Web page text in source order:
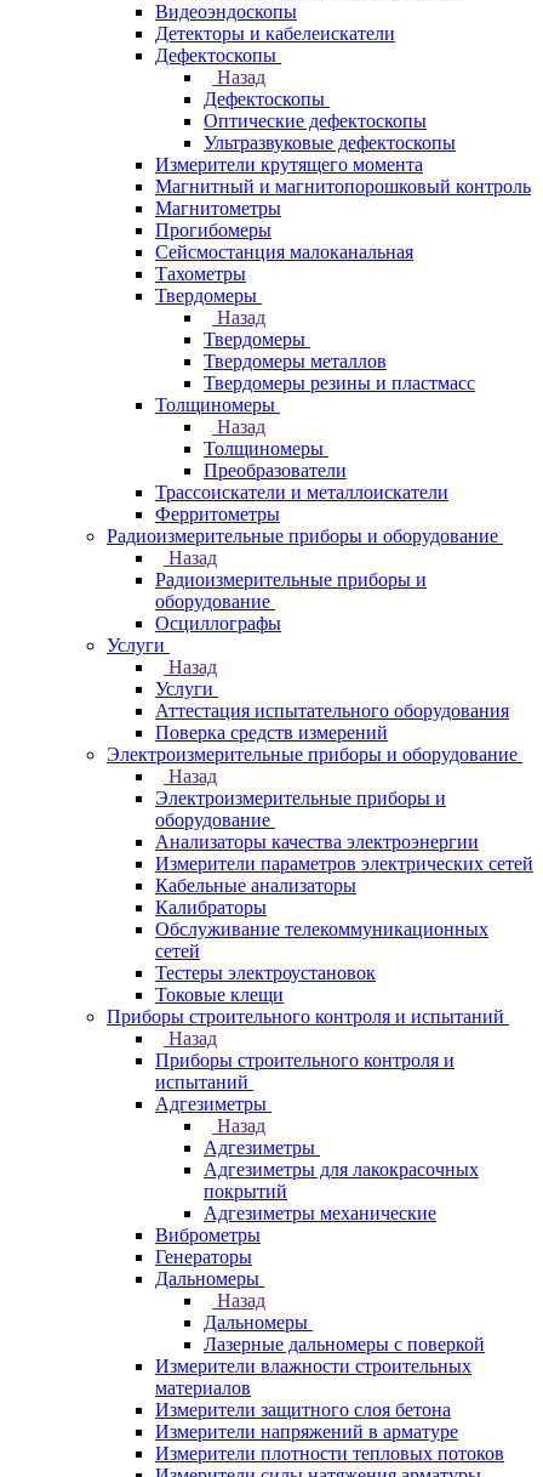
Видеоэндоскопы
Детекторы и кабелеискатели
Дефектоскопы
Назад
Дефектоскопы
Оптические дефектоскопы
Ультразвуковые дефектоскопы
Измерители крутящего момента
Магнитный и магнитопорошковый контроль
Магнитометры
Прогибомеры
Сейсмостанция малоканальная
Тахометры
Твердомеры
Назад
Твердомеры
Твердомеры металлов
Твердомеры резины и пластмасс
Толщиномеры
Назад
Толщиномеры
Преобразователи
Трассоискатели и металлоискатели
Ферритометры
Радиоизмерительные приборы и оборудование
Назад
Радиоизмерительные приборы и
оборудование
Осциллографы
Услуги
Назад
Услуги
Аттестация испытательного оборудования
Поверка средств измерений
Электроизмерительные приборы и оборудование
Назад
Электроизмерительные приборы и
оборудование
Анализаторы качества электроэнергии
Измерители параметров электрических сетей
Кабельные анализаторы
Калибраторы
Обслуживание телекоммуникационных
сетей
Тестеры электроустановок
Токовые клещи
Приборы строительного контроля и испытаний
Назад
Приборы строительного контроля и
испытаний
Адгезиметры
Назад
Адгезиметры
Адгезиметры для лакокрасочных
покрытий
Адгезиметры механические
Виброметры
Генераторы
Дальномеры
Назад
Дальномеры
Лазерные дальномеры с поверкой
Измерители влажности строительных
материалов
Измерители защитного слоя бетона
Измерители напряжений в арматуре
Измерители плотности тепловых потоков